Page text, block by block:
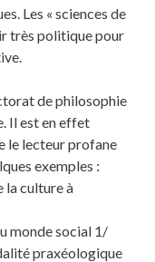
Les « sciences de
très politique pour
de philosophie
Il est en effet
le lecteur profane
exemples :
la culture à
monde social 1/
praxéologique